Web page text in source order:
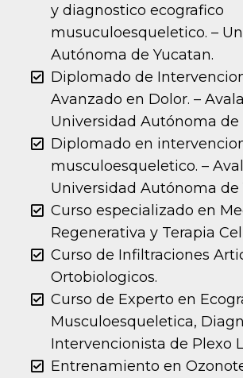
y diagnostico ecografico
musuculoesqueletico. –
Autónoma de Yucatan.
Diplomado de
Avanzado en Dolor. –
Universidad Autónoma de
Diplomado en
musculoesqueletico. –
Universidad Autónoma de
Curso especializado en
Regenerativa y Terapia
Curso de Infiltraciones
Ortobiologicos.
Curso de Experto en
Musculoesqueletica,
Intervencionista de Plexo
Entrenamiento en